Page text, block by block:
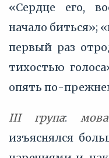
«Сердце его,
начало биться»;
первый раз
тихостью
опять по-
III група: мова
изъяснялся